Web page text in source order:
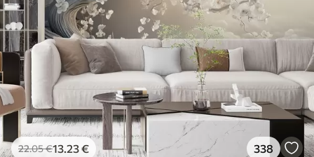
22.05€13 .23€ 338